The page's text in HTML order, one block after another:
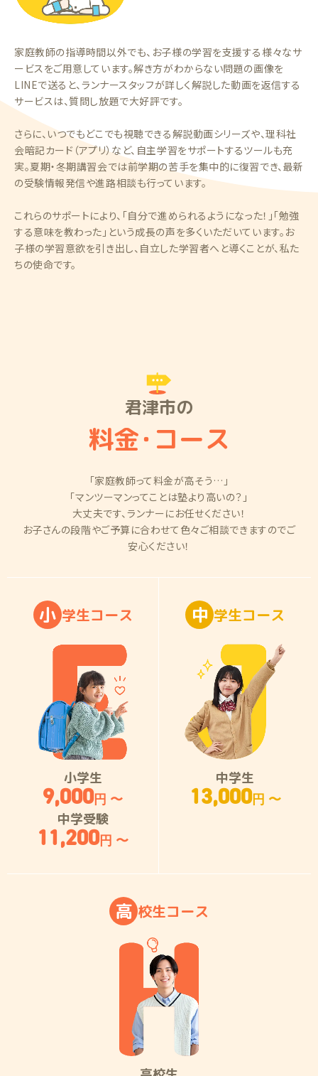
家庭教師の指導時間以外でも、お子様の学習を支援する様々なサ
ービスをご用意しています。解き方がわからない問題の画像を
LINEで送ると、ランナースタッフが詳しく解説した動画を返信する
サービスは、質問し放題で大好評です。
さらに、いつでもどこでも視聴できる解説動画シリーズや、理科社
会暗記カード（アプリ）など、自主学習をサポートするツールも充
実。夏期・冬期講習会では前学期の苦手を集中的に復習でき、最新
の受験情報発信や進路相談も行っています。
これらのサポートにより、「自分で進められるようになった！」「勉強
する意味を教わった」という成長の声を多くいただいています。お
子様の学習意欲を引き出し、自立した学習者へと導くことが、私た
ちの使命です。
君津市の
料金・コース
「家庭教師って料金が高そう…」
「マンツーマンってことは塾より高いの？」
大丈夫です、ランナーにお任せください！
お子さんの段階やご予算に合わせて色々ご相談できますのでご
安心ください！
小 学生コース
小学生
9,000円 〜
中学受験
11,200円 〜
中 学生コース
中学生
13,000円 〜
高 校生コース